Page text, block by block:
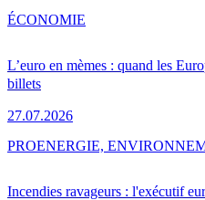
L’euro en mèmes : quand les
billets
27.07.2026
ÉCONOMIE
Incendies ravageurs : l'exécutif
PROENERGIE,